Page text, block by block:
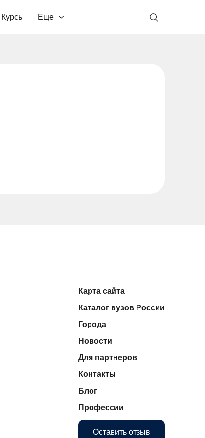
Курсы Еще
Карта сайта
Каталог вузов России
Города
Новости
Для партнеров
Контакты
Блог
Профессии
Оставить отзыв